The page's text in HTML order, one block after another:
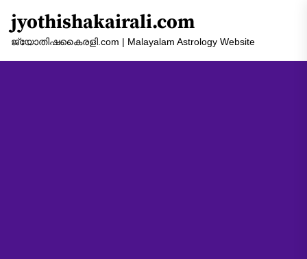
the
jyothishakairali.com
ജ്യോതിഷകൈരളി.com | Malayalam Astrology Website